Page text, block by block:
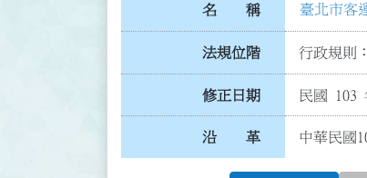
名 稱 臺北市客
法規位階 行政規則
修正日期 民國 103
沿 革 中華民國